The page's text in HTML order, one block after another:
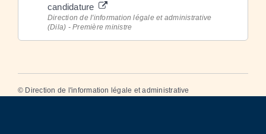
candidature
Direction de l'information légale et administrative
(Dila) - Première ministre
© Direction de l'information légale et administrative